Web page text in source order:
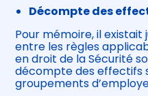
Décompte des
Pour mémoire, il existait
entre les règles
en droit de la Sécurité
décompte des effectifs
groupements